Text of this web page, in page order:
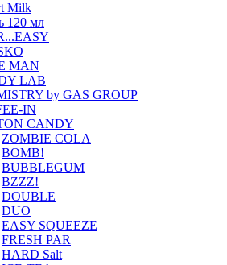
Milk
120 мл
MAN
LAB
by GAS GROUP
IN
CANDY
ZOMBIE COLA
BOMB!
BUBBLEGUM
BZZZ!
DOUBLE
DUO
EASY SQUEEZE
FRESH PAR
HARD Salt